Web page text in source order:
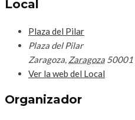
Local
Plaza del Pilar
Plaza del Pilar
Zaragoza, Zaragoza 50001
Ver la web del Local
Organizador